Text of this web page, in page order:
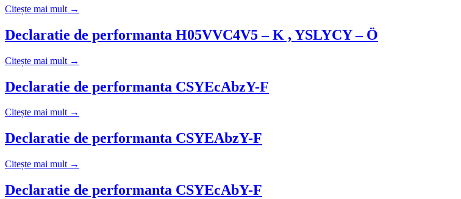
Citește mai mult →
Declaratie de performanta H05VVC4V5 – K , YSLYCY – Ö
Citește mai mult →
Declaratie de performanta CSYEcAbzY-F
Citește mai mult →
Declaratie de performanta CSYEAbzY-F
Citește mai mult →
Declaratie de performanta CSYEcAbY-F